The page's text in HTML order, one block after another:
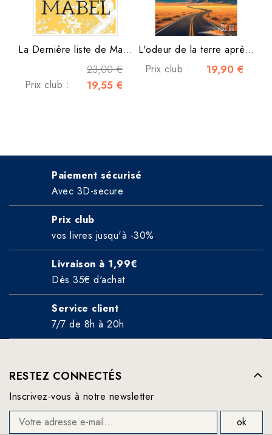
La Dernière liste de Mabel
23,00 €
Prix club : 19,55 €
L'odeur de la terre après...
Prix club :
19,90 €
Paiement sécurisé
Avec 3D-secure
Prix club
vos livres jusqu'à -30%
Livraison à 1,99€
Dès 35€ d'achat
Service client
7/7 de 8h à 20h
RESTEZ CONNECTÉS
Inscrivez-vous à notre newsletter